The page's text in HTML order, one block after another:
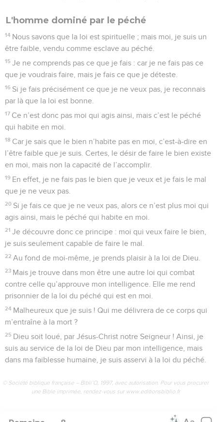
L'homme dominé par le péché
14 Nous savons que la loi est spirituelle ; mais moi, je suis un
être faible, vendu comme esclave au péché.
15 Je ne comprends pas ce que je fais : car je ne fais pas ce
que je voudrais faire, mais je fais ce que je déteste.
16 Si je fais précisément ce que je ne veux pas, je reconnais
par là que la loi est bonne.
17 Ce n’est donc pas moi qui agis ainsi, mais c’est le péché
qui habite en moi.
18 Car je sais que le bien n’habite pas en moi, c’est-à-dire en
l’être faible que je suis. Certes, le désir de faire le bien existe
en moi, mais non la capacité de l’accomplir.
19 En effet, je ne fais pas le bien que je veux et je fais le mal
que je ne veux pas.
20 Si je fais ce que je ne veux pas, alors ce n’est plus moi qui
agis ainsi, mais le péché qui habite en moi.
21 Je découvre donc ce principe : moi qui veux faire le bien,
je suis seulement capable de faire le mal.
22 Au fond de moi-même, je prends plaisir à la loi de Dieu.
23 Mais je trouve dans mon être une autre loi qui combat
contre celle qu’approuve mon intelligence. Elle me rend
prisonnier de la loi du péché qui est en moi.
24 Malheureux que je suis ! Qui me délivrera de ce corps qui
m’entraîne à la mort ?
25 Dieu soit loué, par Jésus-Christ notre Seigneur ! Ainsi, je
suis au service de la loi de Dieu par mon intelligence, mais
dans ma faiblesse humaine, je suis asservi à la loi du péché.
© Société biblique française – Bibli’O, 1997, avec autorisation. Pour vous procurer
une Bible imprimée, rendez-vous sur www.editionsbiblio.fr